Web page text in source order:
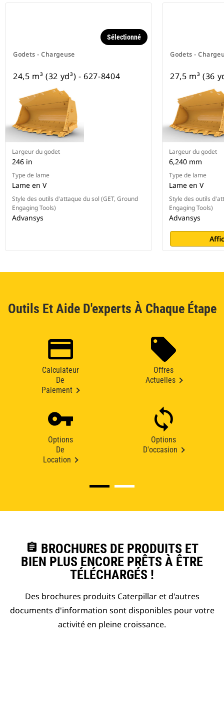
Godets - Chargeuse
Sélectionné
24,5 m³ (32 yd³) - 627-8404
Largeur du godet
246 in
Type de lame
Lame en V
Style des outils d'attaque du sol (GET, Ground
Engaging Tools)
Advansys
Godets -
27,5 m³ (36
Largeur du godet
6,240 mm
Type de lame
Lame en V
Style des outils
Engaging Tools)
Advansys
Outils Et Aide D'experts À Chaque Étape
Calculateur
De
Paiement
Offres
Actuelles
Options
De
Location
Options
D'occasion
assignment BROCHURES DE PRODUITS ET
BIEN PLUS ENCORE PRÊTS À ÊTRE
TÉLÉCHARGÉS !
Des brochures produits Caterpillar et d'autres
documents d'information sont disponibles pour votre
activité en pleine croissance.